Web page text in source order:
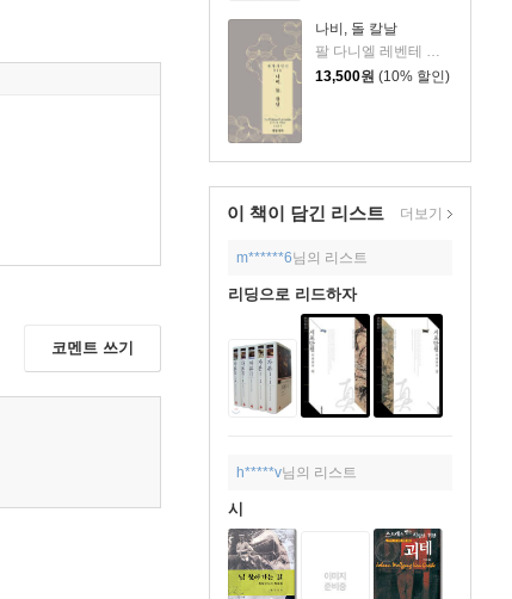
나비, 돌 칼날
팔 다니엘 레벤테 저/최소담 역
13,500원 (10% 할인)
이 책이 담긴 리스트 더보기
m******6님의 리스트
리딩으로 리드하자
h*****v님의 리스트
시
코멘트 쓰기